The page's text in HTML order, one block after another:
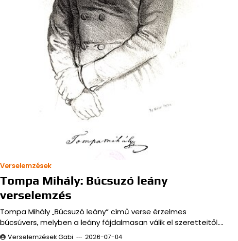
Verselemzések
Tompa Mihály: Búcsuzó leány
verselemzés
Tompa Mihály „Búcsuzó leány” című verse érzelmes
búcsúvers, melyben a leány fájdalmasan válik el szeretteitől.…
Verselemzések Gabi 2026-07-04